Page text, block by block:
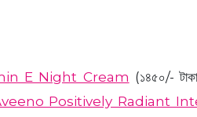
E Night Cream (১৪৫০/-
Positively Radiant